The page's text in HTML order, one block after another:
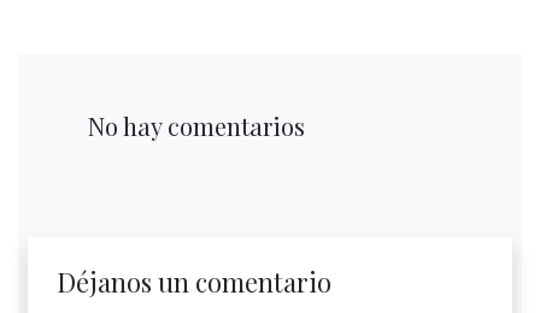
No hay comentarios
Déjanos un comentario